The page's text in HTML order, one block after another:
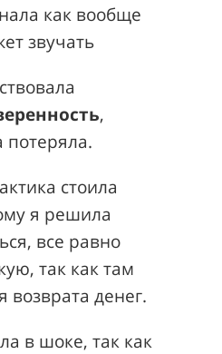
как вообще
звучать
,
потеряла.
стоила
я решила
все равно
так как там
возврата денег.
в шоке, так как